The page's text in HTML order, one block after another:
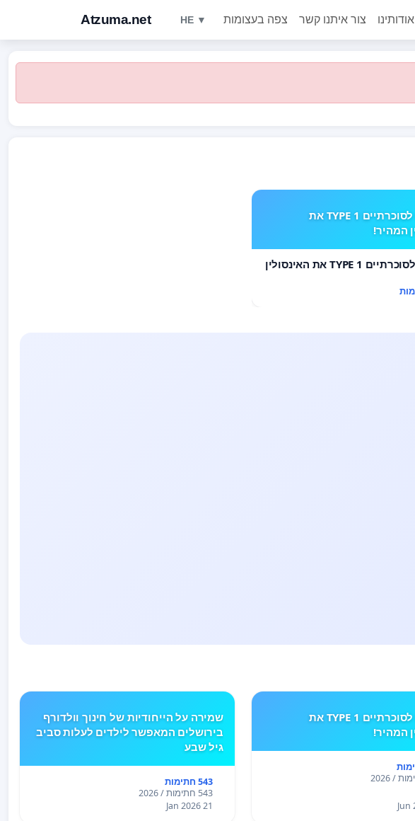
Atzuma.net HE ▼ צפה בעצומות צור איתנו קשר אודותינו
מחזירים לסוכרתיים TYPE 1 את
המהיר!
מחזירים לסוכרתיים TYPE 1 את האינסולין
מחזירים לסוכרתיים TYPE 1 את
המהיר!
שמירה על הייחודיות של חינוך וולדורף
בירושלים המאפשר לילדים לעלות סביב
גיל שבע
543 חתימות
543 חתימות / 2026
21 Jan 2026